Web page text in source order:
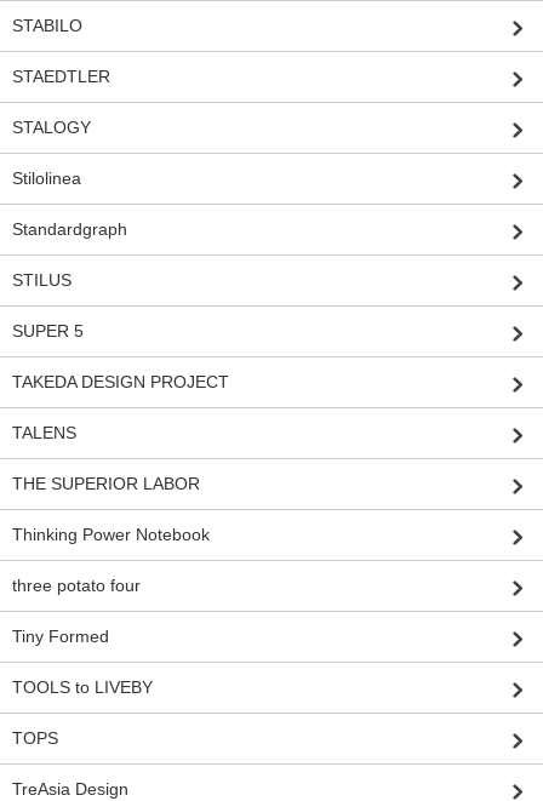
STABILO
STAEDTLER
STALOGY
Stilolinea
Standardgraph
STILUS
SUPER 5
TAKEDA DESIGN PROJECT
TALENS
THE SUPERIOR LABOR
Thinking Power Notebook
three potato four
Tiny Formed
TOOLS to LIVEBY
TOPS
TreAsia Design